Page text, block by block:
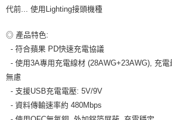
代前... 使用Lighting接頭機種
◎ 產品特色:
- 符合蘋果 PD快速充電協議
- 使用3A專用充電線材 (28AWG+23AWG), 充
無慮
- 支援USB充電電壓: 5V/9V
- 資料傳輸速率約 480Mbps